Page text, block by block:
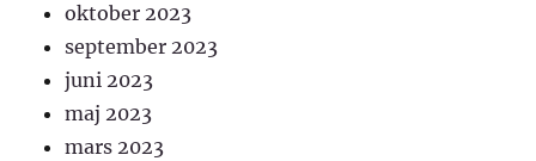
oktober 2023
september 2023
juni 2023
maj 2023
mars 2023